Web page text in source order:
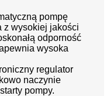
pompę
z wysokiej jakości
odporność
wysoka
regulator
naczynie
pompy.